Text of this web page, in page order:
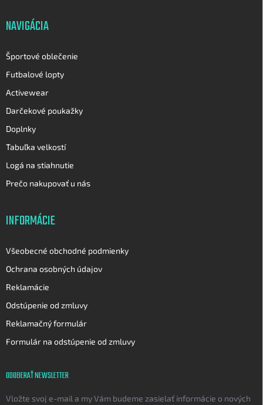
NAVIGÁCIA
Športové oblečenie
Futbalové lopty
Activewear
Darčekové poukažky
Doplnky
Tabuľka velkostí
Logá na stiahnutie
Prečo nakupovať u nás
INFORMÁCIE
Všeobecné obchodné podmienky
Ochrana osobných údajov
Reklamácie
Odstúpenie od zmluvy
Reklamačný formulár
Formulár na odstúpenie od zmluvy
ODOBERAŤ NEWSLETTER
Vložte svoj e-mail a my Vám budeme zasielať informácie o nových